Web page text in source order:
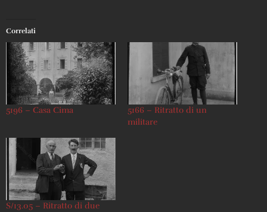
Correlati
5196 – Casa Cima
5166 – Ritratto di un
militare
S/13.05 – Ritratto di due